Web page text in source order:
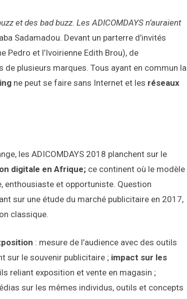
et des bad buzz. Les ADICOMDAYS n’auraient
Sadamadou. Devant un parterre d’invités
Pedro et l’Ivoirienne Edith Brou), de
plusieurs marques. Tous ayant en commun la
ne peut se faire sans Internet et les réseaux
les ADICOMDAYS 2018 planchent sur le
digitale en Afrique; ce continent où le modèle
enthousiaste et opportuniste. Question
sur une étude du marché publicitaire en 2017,
classique.
: mesure de l’audience avec des outils
sur le souvenir publicitaire ; impact sur les
reliant exposition et vente en magasin ;
sur les mêmes individus, outils et concepts